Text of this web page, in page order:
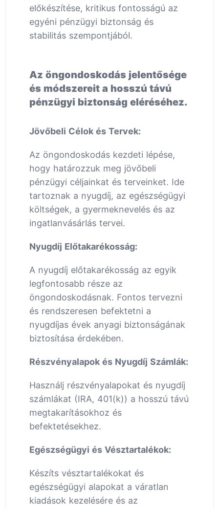
előkészítése, kritikus fontosságú az
egyéni pénzügyi biztonság és
stabilitás szempontjából.
Az öngondoskodás jelentősége
és módszereit a hosszú távú
pénzügyi biztonság eléréséhez.
Jövőbeli Célok és Tervek:
Az öngondoskodás kezdeti lépése,
hogy határozzuk meg jövőbeli
pénzügyi céljainkat és terveinket. Ide
tartoznak a nyugdíj, az egészségügyi
költségek, a gyermeknevelés és az
ingatlanvásárlás tervei.
Nyugdíj Előtakarékosság:
A nyugdíj előtakarékosság az egyik
legfontosabb része az
öngondoskodásnak. Fontos tervezni
és rendszeresen befektetni a
nyugdíjas évek anyagi biztonságának
biztosítása érdekében.
Részvényalapok és Nyugdíj Számlák:
Használj részvényalapokat és nyugdíj
számlákat (IRA, 401(k)) a hosszú távú
megtakarításokhoz és
befektetésekhez.
Egészségügyi és Vésztartalékok:
Készíts vésztartalékokat és
egészségügyi alapokat a váratlan
kiadások kezelésére és az